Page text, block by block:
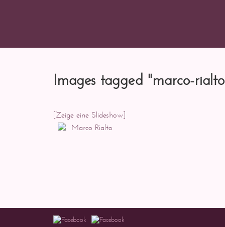
Images tagged "marco-
[Zeige eine Slideshow]